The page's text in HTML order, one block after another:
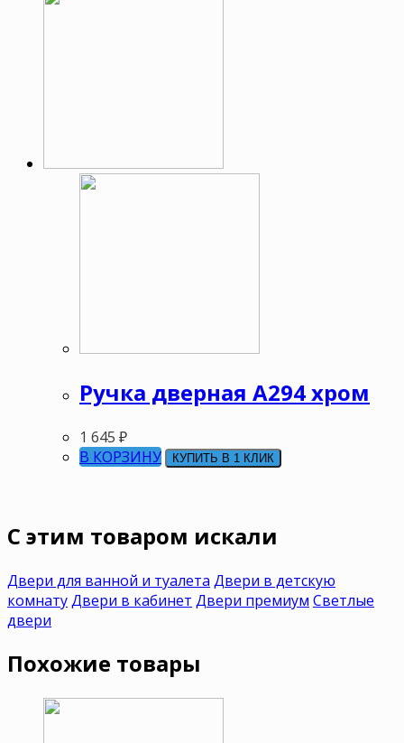
Ручка дверная А294 хром
1 645 ₽
В КОРЗИНУ
КУПИТЬ В 1 КЛИК
C этим товаром искали
Двери для ванной и туалета Двери в детскую
комнатуДвери в кабинет Двери премиум Светлые
двери
Похожие товары